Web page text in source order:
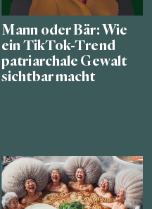
Mann oder Bär: Wie
ein TikTok-Trend
patriarchale Gewalt
sichtbar macht